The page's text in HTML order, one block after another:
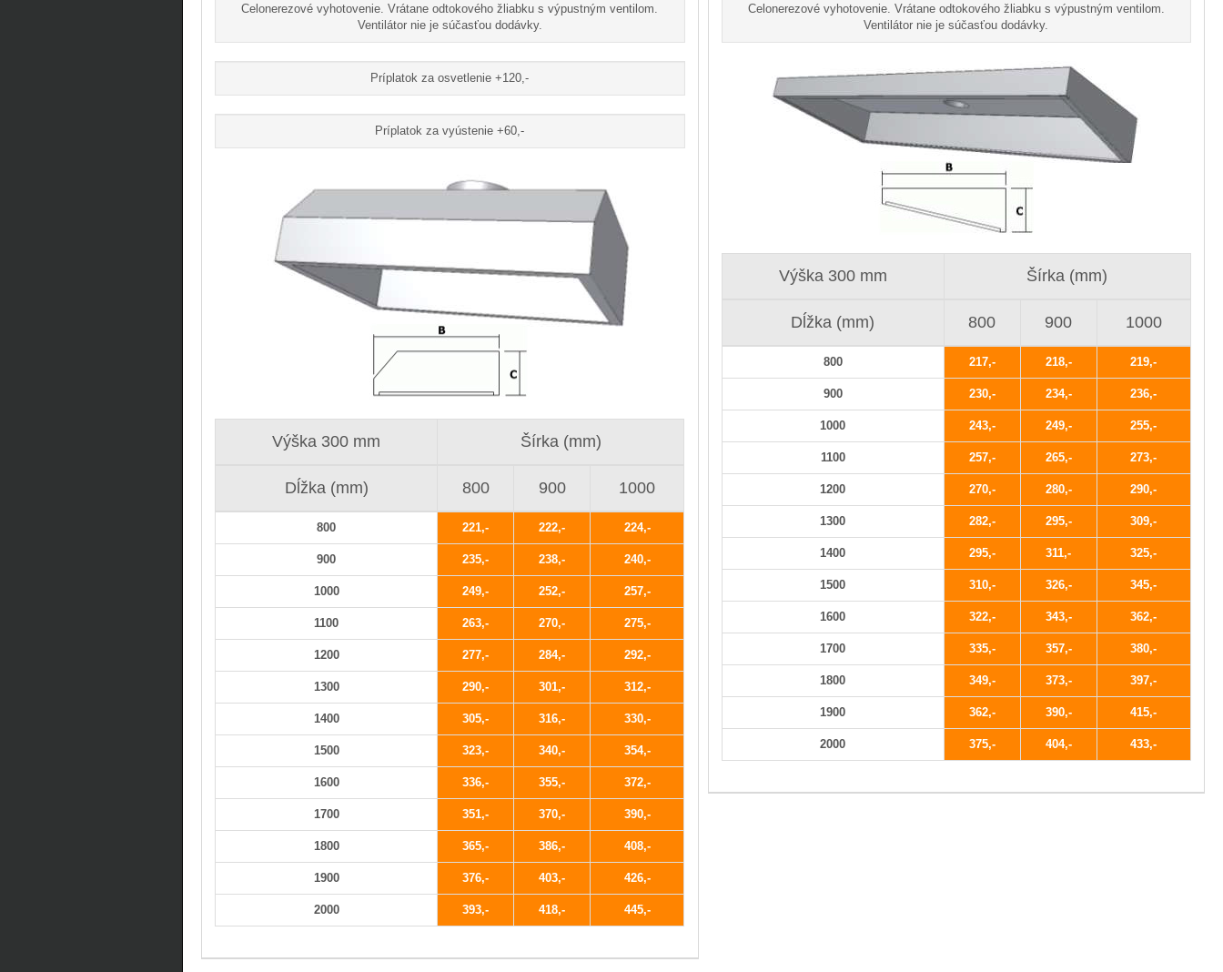
Celonerezové vyhotovenie. Vrátane odtokového žliabku s výpustným ventilom.
Ventilátor nie je súčasťou dodávky.
Príplatok za osvetlenie +120,-
Príplatok za vyústenie +60,-
Výška 300 mm Šírka (mm)
Dĺžka (mm) 800 900 1000
800 221 222 224
900 235 238 240
1000 249 252 257
1100 263 270 275
1200 277 284 292
1300 290 301 312
1400 305 316 330
1500 323 340 354
1600 336 355 372
1700 351 370 390
1800 365 386 408
1900 376 403 426
2000 393 418 445
Celonerezové vyhotovenie. Vrátane odtokového žliabku s výpustným ventilom.
Ventilátor nie je súčasťou dodávky.
Výška 300 mm Šírka (mm)
Dĺžka (mm) 800 900 1000
800 217 218 219
900 230 234 236
1000 243 249 255
1100 257 265 273
1200 270 280 290
1300 282 295 309
1400 295 311 325
1500 310 326 345
1600 322 343 362
1700 335 357 380
1800 349 373 397
1900 362 390 415
2000 375 404 433